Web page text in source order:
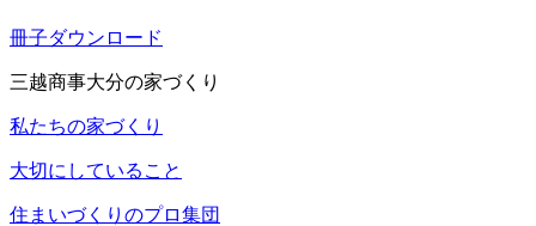
冊子ダウンロード
三越商事大分の家づくり
私たちの家づくり
大切にしていること
住まいづくりのプロ集団